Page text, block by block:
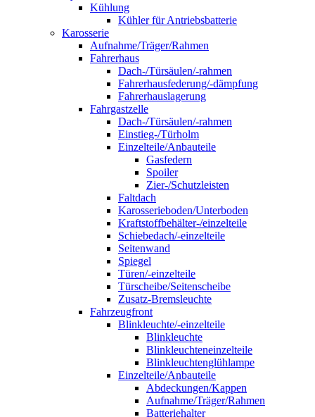
Kühlung
Kühler für Antriebsbatterie
Karosserie
Aufnahme/Träger/Rahmen
Fahrerhaus
Dach-/Türsäulen/-rahmen
Fahrerhausfederung/-dämpfung
Fahrerhauslagerung
Fahrgastzelle
Dach-/Türsäulen/-rahmen
Einstieg-/Türholm
Einzelteile/Anbauteile
Gasfedern
Spoiler
Zier-/Schutzleisten
Faltdach
Karosserieboden/Unterboden
Kraftstoffbehälter-/einzelteile
Schiebedach/-einzelteile
Seitenwand
Spiegel
Türen/-einzelteile
Türscheibe/Seitenscheibe
Zusatz-Bremsleuchte
Fahrzeugfront
Blinkleuchte/-einzelteile
Blinkleuchte
Blinkleuchteneinzelteile
Blinkleuchtenglühlampe
Einzelteile/Anbauteile
Abdeckungen/Kappen
Aufnahme/Träger/Rahmen
Batteriehalter